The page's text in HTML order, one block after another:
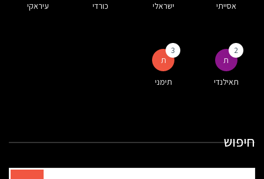
אסייתי ישראלי כורדי עיראקי
ת
2
תאילנדי
ת
3
תימני
חיפוש